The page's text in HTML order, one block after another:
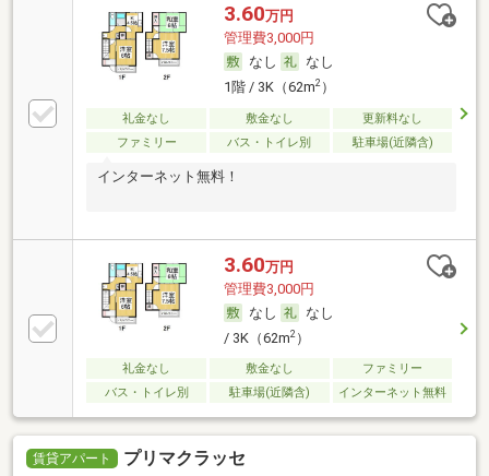
3.60万円
管理費3,000円
なし
なし
1階 / 3K（62m2）
礼金なし 敷金なし
更新料なし
ファミリー
バス・トイレ別 駐車場(近隣含)
インターネット無料！
3.60万円
管理費3,000円
なし
なし
/ 3K（62m2）
礼金なし 敷金なし
ファミリー
バス・トイレ別
駐車場(近隣含) インターネット無料
賃貸アパート プリマクラッセ